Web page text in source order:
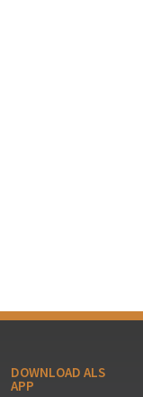
DOWNLOAD ALS
APP